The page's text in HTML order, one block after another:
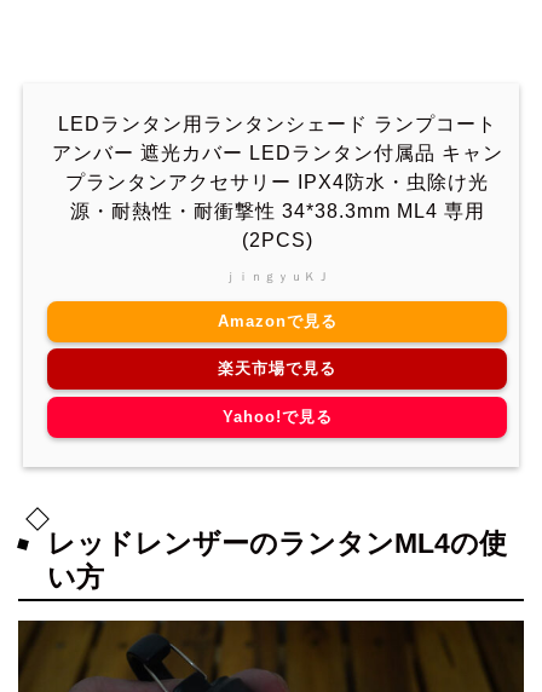
LEDランタン用ランタンシェード ランプコート
アンバー 遮光カバー LEDランタン付属品 キャン
プランタンアクセサリー IPX4防水・虫除け光
源・耐熱性・耐衝撃性 34*38.3mm ML4 専用
(2PCS)
ｊｉｎｇｙｕＫＪ
Amazonで見る
楽天市場で見る
Yahoo!で見る
レッドレンザーのランタンML4の使
い方